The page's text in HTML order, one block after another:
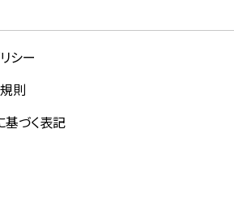
シー
則
づく表記